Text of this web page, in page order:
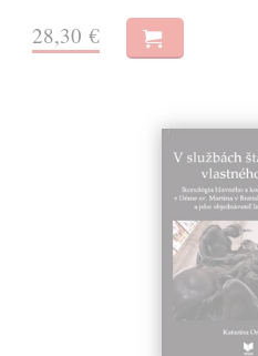
28,30 €